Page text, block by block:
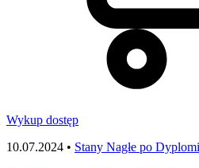
Wykup dostęp
10.07.2024 • Stany Nagłe po